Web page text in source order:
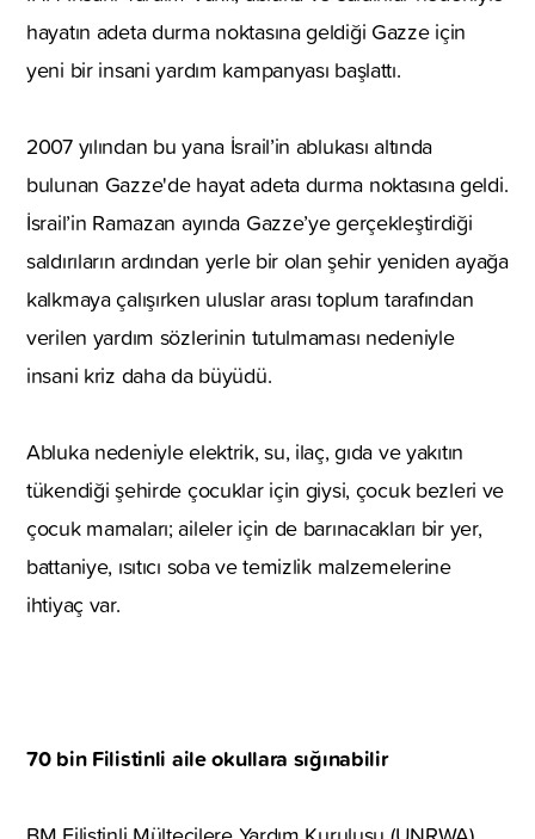
hayatın adeta durma noktasına geldiği Gazze için
yeni bir insani yardım kampanyası başlattı.
2007 yılından bu yana İsrail’in ablukası altında
bulunan Gazze'de hayat adeta durma noktasına geldi.
İsrail’in Ramazan ayında Gazze’ye gerçekleştirdiği
saldırıların ardından yerle bir olan şehir yeniden ayağa
kalkmaya çalışırken uluslar arası toplum tarafından
verilen yardım sözlerinin tutulmaması nedeniyle
insani kriz daha da büyüdü.
Abluka nedeniyle elektrik, su, ilaç, gıda ve yakıtın
tükendiği şehirde çocuklar için giysi, çocuk bezleri ve
çocuk mamaları; aileler için de barınacakları bir yer,
battaniye, ısıtıcı soba ve temizlik malzemelerine
ihtiyaç var.
70 bin Filistinli aile okullara sığınabilir